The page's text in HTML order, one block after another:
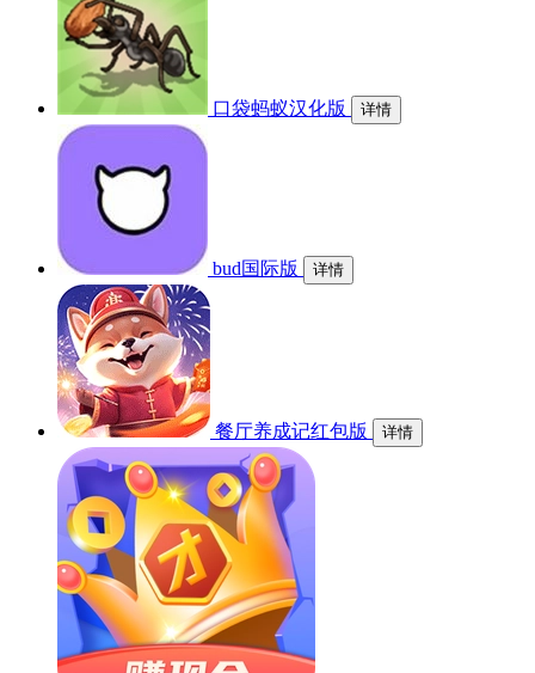
口袋蚂蚁汉化版 详情
bud国际版 详情
餐厅养成记红包版 详情